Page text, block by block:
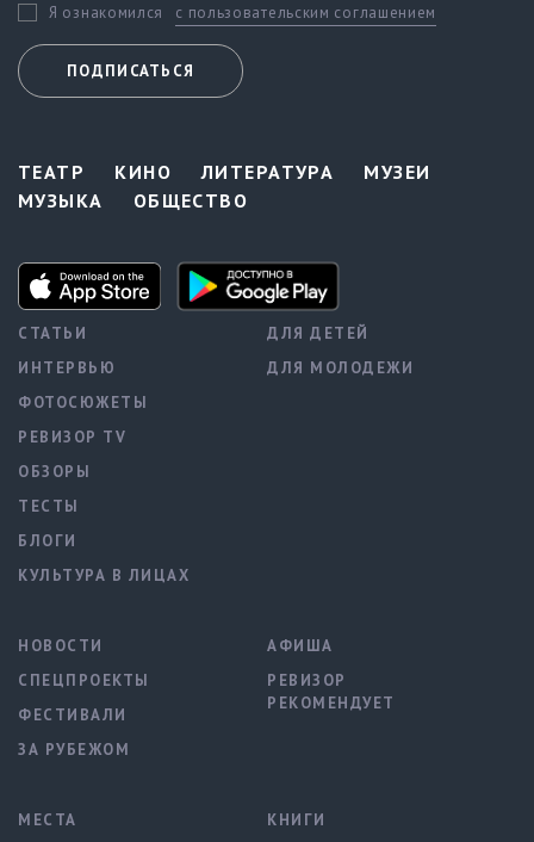
Я ознакомился с пользовательским соглашением
ПОДПИСАТЬСЯ
ТЕАТР КИНО ЛИТЕРАТУРА
МУЗЕИ
МУЗЫКА
ОБЩЕСТВО
СТАТЬИ
ИНТЕРВЬЮ
ФОТОСЮЖЕТЫ
РЕВИЗОР TV
ОБЗОРЫ
ТЕСТЫ
БЛОГИ
КУЛЬТУРА В ЛИЦАХ
ДЛЯ ДЕТЕЙ
ДЛЯ МОЛОДЕЖИ
НОВОСТИ
СПЕЦПРОЕКТЫ
ФЕСТИВАЛИ
ЗА РУБЕЖОМ
АФИША
РЕВИЗОР
РЕКОМЕНДУЕТ
МЕСТА КНИГИ